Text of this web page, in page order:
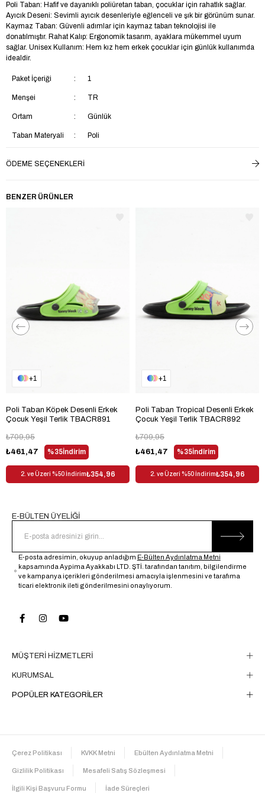
Poli Taban: Hafif ve dayanıklı poliüretan taban, çocuklar için rahatlık sağlar.
Ayıcık Deseni: Sevimli ayıcık desenleriyle eğlenceli ve şık bir görünüm sunar.
Kaymaz Taban: Güvenli adımlar için kaymaz taban teknolojisi ile
donatılmıştır. Rahat Kalıp: Ergonomik tasarım, ayaklara mükemmel uyum
sağlar. Unisex Kullanım: Hem kız hem erkek çocuklar için günlük kullanımda
idealdir.
Paket İçeriği 1
Menşei TR
Ortam Günlük
Taban Materyali Poli
Ek Özellik
Materyal Tekstil
Trendyol
Cinsiyet
ÖDEME SEÇENEKLERI
BENZER ÜRÜNLER
1
Poli Taban Köpek Desenli Erkek
Çocuk Yeşil Terlik TBACR891
%35İndirim
₺461,47
₺709,95
2. ve Üzeri %50 İndirim₺354,96
1
Poli Taban Tropical Desenli Erkek
Çocuk Yeşil Terlik TBACR892
%35İndirim
₺461,47
₺709,95
2. ve Üzeri %50 İndirim₺354,96
MÜŞTERİ HİZMETLERİ
KURUMSAL
POPÜLER KATEGORİLER
E-BÜLTEN ÜYELİĞİ
E-posta adresimin, okuyup anladığım E-Bülten Aydınlatma Metni
kapsamında Aypima Ayakkabı LTD. ŞTİ. tarafından tanıtım, bilgilendirme
ve kampanya içerikleri gönderilmesi amacıyla işlenmesini ve tarafıma
ticari elektronik ileti gönderilmesini onaylıyorum.
Çerez Politikası KVKK Metni Ebülten Aydınlatma Metni
Gizlilik Politikası Mesafeli Satış Sözleşmesi
İlgili Kişi Başvuru Formu İade Süreçleri